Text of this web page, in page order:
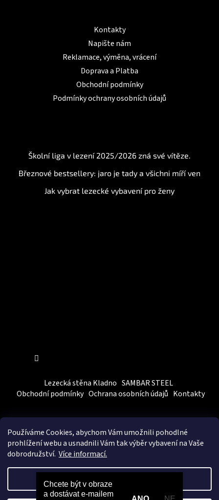
Používáme Cookies, abychom Vámumožnili pohodlné
prohlížení webu a usnadnili Vám tak výběr vybavení na Vaše
dobrodružství. Více informací.
Nastavení
Kontakty
Napište nám
Reklamace, výměna, vrácení
Doprava a Platba
Obchodní podmínky
Podmínky ochrany osobních údajů
Školní liga v lezení 2025/2026 zná své vítěze.
Březnové bestsellery: jaro je tady a všichni míří ven
Jak vybrat lezecké vybavení pro ženy
Lezecká stěna Kladno SAMBAR STEEL
Obchodní podmínky Ochrana osobních údajů Kontakty
Vytvořil Shoptet
&BEOM.cz
Chcete být v obraze
a dostávat e-mailem